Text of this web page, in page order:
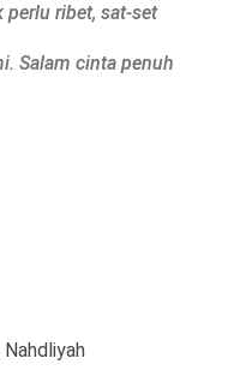
perlu ribet, sat-set
Salam cinta penuh
Nahdliyah